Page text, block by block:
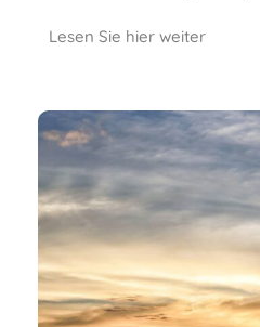
Lesen Sie hier weiter